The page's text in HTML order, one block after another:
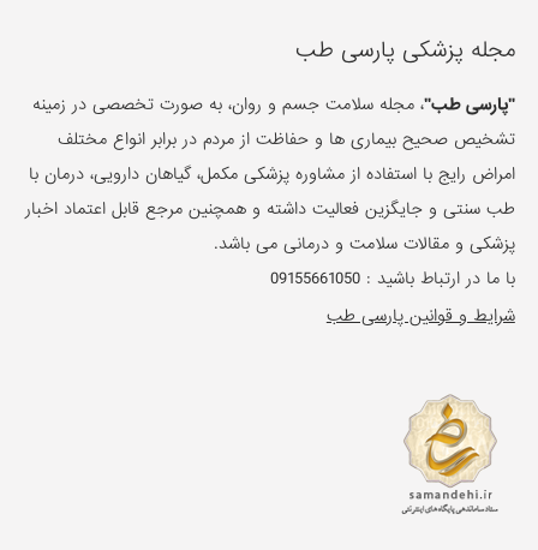
مجله پزشکی پارسی طب
"پارسی طب"، مجله سلامت جسم و روان، به صورت تخصصی در زمینه
تشخیص صحیح بیماری ها و حفاظت از مردم در برابر انواع مختلف
امراض رایج با استفاده از مشاوره پزشکی مکمل، گیاهان دارویی، درمان با
طب سنتی و جایگزین فعالیت داشته و همچنین مرجع قابل اعتماد اخبار
پزشکی و مقالات سلامت و درمانی می باشد.
با ما در ارتباط باشید :09155661050
شرایط و قوانین پارسی طب